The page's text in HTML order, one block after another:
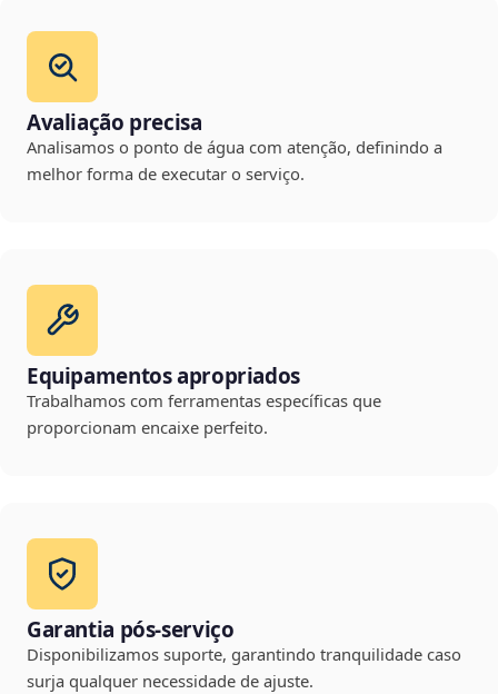
Avaliação precisa
Analisamos o ponto de água com atenção, definindo a
melhor forma de executar o serviço.
Equipamentos apropriados
Trabalhamos com ferramentas específicas que
proporcionam encaixe perfeito.
Garantia pós-serviço
Disponibilizamos suporte, garantindo tranquilidade caso
surja qualquer necessidade de ajuste.